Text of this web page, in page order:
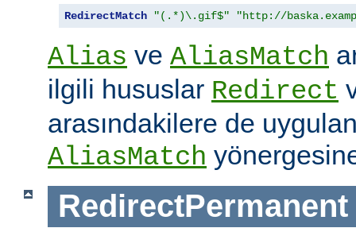
RedirectMatch "(.*)\.gif$" "http://
Alias ve AliasMatch
ilgili hususlar Redirect
arasındakilere de
AliasMatch
RedirectPermanent